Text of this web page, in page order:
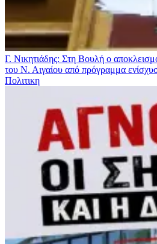
Γ. Νικητιάδης: Στη Βουλή ο
του Ν. Αιγαίου από πρόγραμμα
Πολιτικη